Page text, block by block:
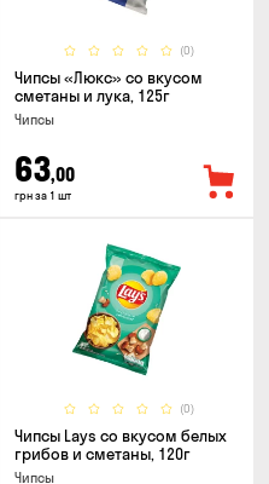
(0)
Чипсы «Люкс» со вкусом
сметаны и лука, 125г
Чипсы
63,00
грн за 1 шт
(0)
Чипсы Lays со вкусом белых
грибов и сметаны, 120г
Чипсы